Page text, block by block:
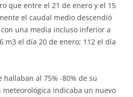
que entre el 21 de enero y el 15
el caudal medio descendió
una media incluso inferior a
m3 el día 20 de enero; 112 el día
hallaban al 75% -80% de su
indicaba un nuevo